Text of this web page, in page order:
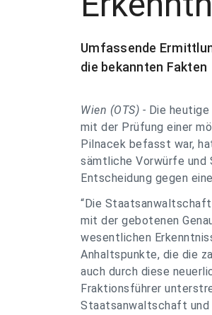
Umfassende
die bekannten Fakten
Wien (OTS) - Die
mit der Prüfung einer
Pilnacek befasst war,
sämtliche Vorwürfe und
Entscheidung gegen
“Die
mit der gebotenen
wesentlichen
Anhaltspunkte, die die
auch durch diese
Fraktionsführer
Staatsanwaltschaft und